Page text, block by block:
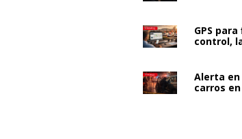
GPS
control,
Alerta
carros en